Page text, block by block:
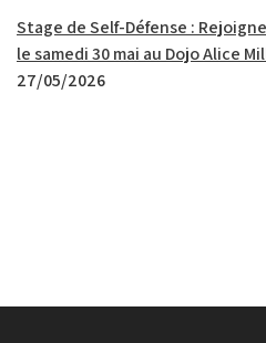
Stage de Self-Défense :
le samedi 30 mai au Dojo Alice
27/05/2026